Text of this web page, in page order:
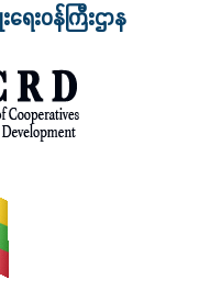
ေးဝန်ကြီးဌာန